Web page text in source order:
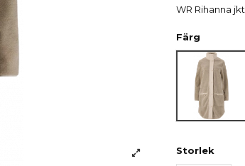
WR Rihanna jkt
Färg
Beige
Storlek